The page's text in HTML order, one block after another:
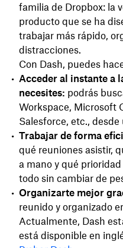
familia de Dropbox: la
producto que se ha
trabajar más rápido,
distracciones.
Con Dash, puedes
Acceder al instante a
necesites: podrás
Workspace, Microsoft
Salesforce, etc.,
Trabajar de forma
qué reuniones asistir,
a mano y qué
todo sin cambiar de
Organizarte mejor
reunido y organizado
Actualmente, Dash
está disponible en